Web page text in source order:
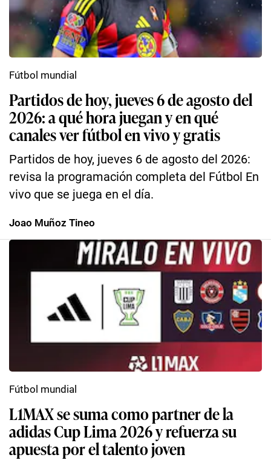
Partidos de hoy, jueves 6 de agosto del
2026: a qué hora juegan y en qué
canales ver fútbol en vivo y gratis
Partidos de hoy, jueves 6 de agosto del 2026:
revisa la programación completa del Fútbol En
vivo que se juega en el día.
Fútbol mundial
Joao Muñoz Tineo
L1MAX se suma como partner de la
adidas Cup Lima 2026 y refuerza su
apuesta por el talento joven
Fútbol mundial